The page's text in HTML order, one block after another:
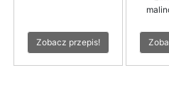
Zobacz przepis!